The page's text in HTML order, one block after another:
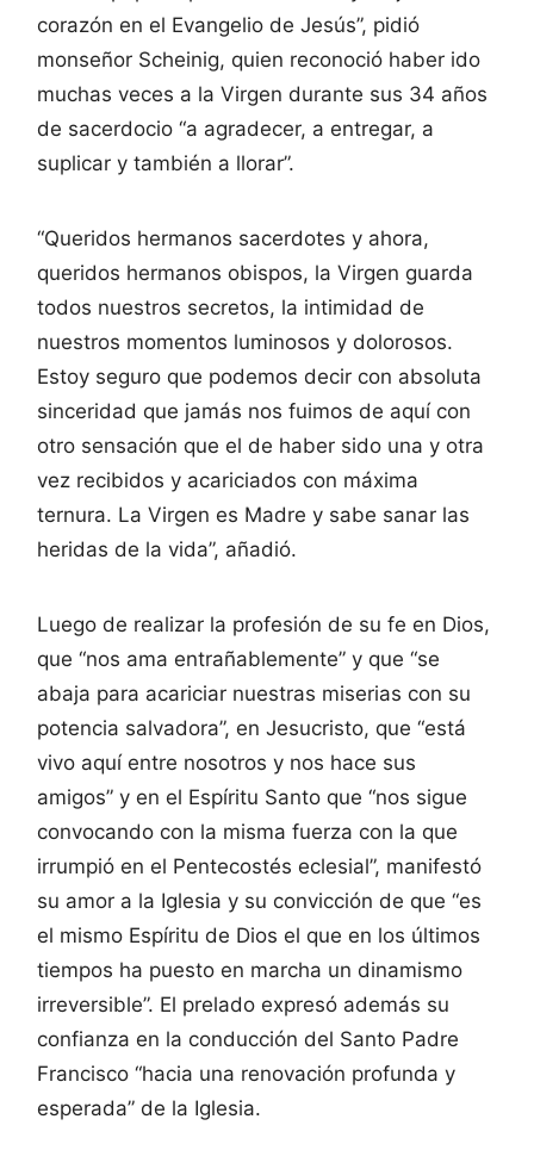
corazón en el Evangelio de Jesús”, pidió
monseñor Scheinig, quien reconoció haber ido
muchas veces a la Virgen durante sus 34 años
de sacerdocio “a agradecer, a entregar, a
suplicar y también a llorar”.
“Queridos hermanos sacerdotes y ahora,
queridos hermanos obispos, la Virgen guarda
todos nuestros secretos, la intimidad de
nuestros momentos luminosos y dolorosos.
Estoy seguro que podemos decir con absoluta
sinceridad que jamás nos fuimos de aquí con
otro sensación que el de haber sido una y otra
vez recibidos y acariciados con máxima
ternura. La Virgen es Madre y sabe sanar las
heridas de la vida”, añadió.
Luego de realizar la profesión de su fe en Dios,
que “nos ama entrañablemente” y que “se
abaja para acariciar nuestras miserias con su
potencia salvadora”, en Jesucristo, que “está
vivo aquí entre nosotros y nos hace sus
amigos” y en el Espíritu Santo que “nos sigue
convocando con la misma fuerza con la que
irrumpió en el Pentecostés eclesial”, manifestó
su amor a la Iglesia y su convicción de que “es
el mismo Espíritu de Dios el que en los últimos
tiempos ha puesto en marcha un dinamismo
irreversible”. El prelado expresó además su
confianza en la conducción del Santo Padre
Francisco “hacia una renovación profunda y
esperada” de la Iglesia.